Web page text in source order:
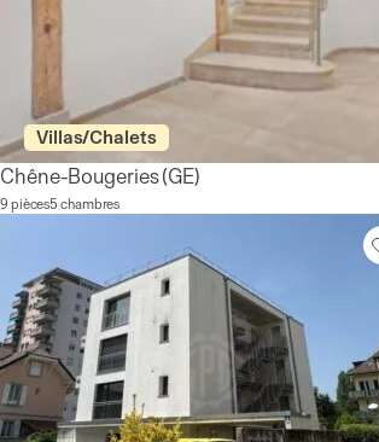
Villas/Chalets
Chêne-Bougeries(GE)
9 pièces5 chambres